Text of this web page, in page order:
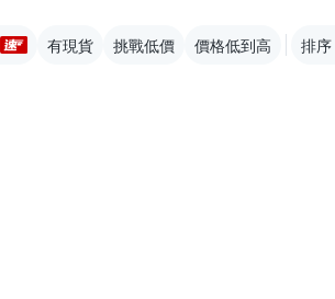
有現貨 挑戰低價 價格低到高 排序